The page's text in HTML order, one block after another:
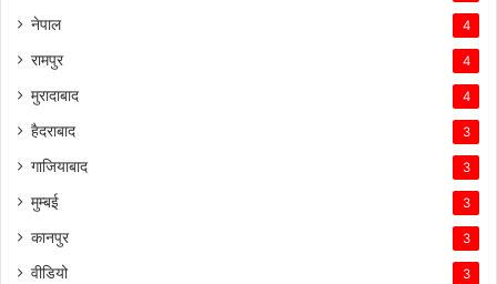
नेपाल 4
रामपुर 4
मुरादाबाद 4
हैदराबाद 3
गाजियाबाद 3
मुम्बई 3
कानपुर 3
वीडियो 3